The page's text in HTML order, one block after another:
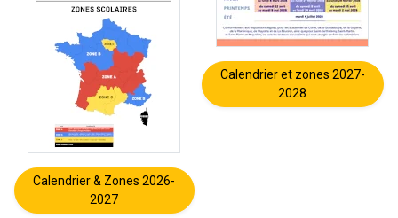
Calendrier & Zones 2026-
2027
Calendrier et zones 2027-
2028